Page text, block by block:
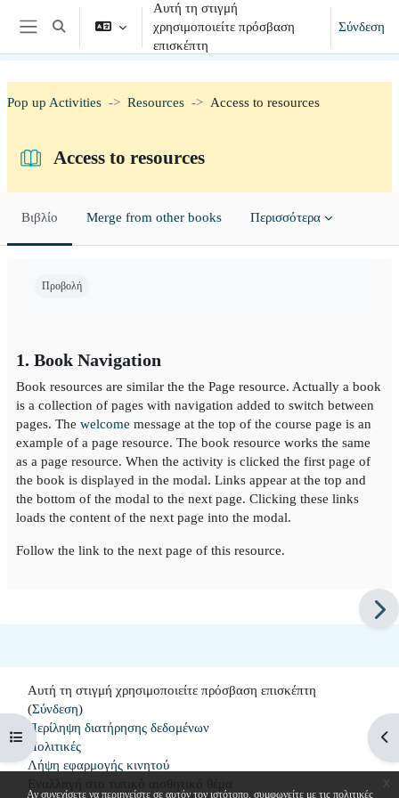
Μετάβαση στο κεντρικό περιεχόμενο
Αν συνεχίσετε να περιηγείστε σε αυτόν τον ιστότοπο, συμφωνείτε με τις πολιτικές
Πλευρικός πίνακας
Εναλλαγή εισόδου αναζήτησης
Αυτή τη στιγμή
χρησιμοποιείτε πρόσβαση
επισκέπτη
Σύνδεση
Άνοιγμα ευρετηρίου μαθήματος
Pop up Activities Resources Access to resources
Access to resources
Βιβλίο Merge from other books Περισσότερα
Προβολή
1. Book Navigation
Book resources are similar the the Page resource. Actually a book
is a collection of pages with navigation added to switch between
pages. The welcome message at the top of the course page is an
example of a page resource. The book resource works the same
as a page resource. When the activity is clicked the first page of
the book is displayed in the modal. Links appear at the top and
the bottom of the modal to the next page. Clicking these links
loads the content of the next page into the modal.
Follow the link to the next page of this resource.
Αυτή τη στιγμή χρησιμοποιείτε πρόσβαση επισκέπτη
(Σύνδεση)
Περίληψη διατήρησης δεδομένων
Πολιτικές
Λήψη εφαρμογής κινητού
Εναλλαγή στο τυπικό αισθητικό θέμα